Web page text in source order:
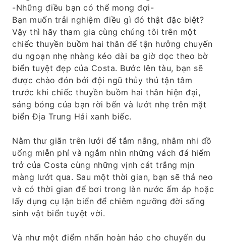
-Những điều bạn có thể mong đợi-
Bạn muốn trải nghiệm điều gì đó thật đặc biệt?
Vậy thì hãy tham gia cùng chúng tôi trên một
chiếc thuyền buồm hai thân để tận hưởng chuyến
du ngoạn nhẹ nhàng kéo dài ba giờ dọc theo bờ
biển tuyệt đẹp của Costa. Bước lên tàu, bạn sẽ
được chào đón bởi đội ngũ thủy thủ tận tâm
trước khi chiếc thuyền buồm hai thân hiện đại,
sáng bóng của bạn rời bến và lướt nhẹ trên mặt
biển Địa Trung Hải xanh biếc.
Nằm thư giãn trên lưới để tắm nắng, nhâm nhi đồ
uống miễn phí và ngắm nhìn những vách đá hiểm
trở của Costa cùng những vịnh cát trắng mịn
màng lướt qua. Sau một thời gian, bạn sẽ thả neo
và có thời gian để bơi trong làn nước ấm áp hoặc
lấy dụng cụ lặn biển để chiêm ngưỡng đời sống
sinh vật biển tuyệt vời.
Và như một điểm nhấn hoàn hảo cho chuyến du